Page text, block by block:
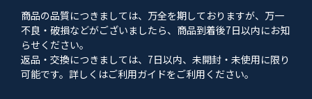
商品の品質につきましては、万全を期しておりますが、万一
不良・破損などがございましたら、商品到着後7日以内にお知
らせください。
返品・交換につきましては、7日以内、未開封・未使用に限り
可能です。詳しくはご利用ガイドをご利用ください。